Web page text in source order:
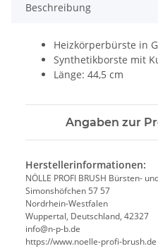
Beschreibung
Heizkörperbürste in
Synthetikborste mit
Länge: 44,5 cm
Angaben zur
Herstellerinformationen:
NÖLLE PROFI BRUSH Bürsten-
Simonshöfchen 57 57
Nordrhein-Westfalen
Wuppertal, Deutschland, 42327
info@n-p-b.de
https://www.noelle-profi-brush.de